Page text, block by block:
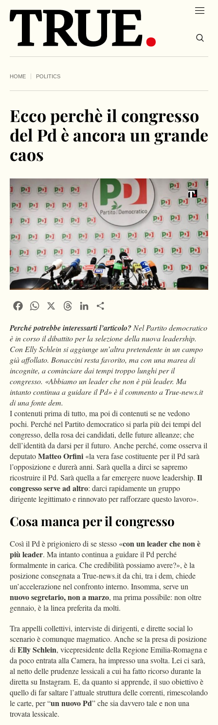
HOME POLITICS
Ecco perchè il congresso
del Pd è ancora un grande
caos
FacebookWhatsApp ThreadsLinkedIn
Perché potrebbe interessarti l’articolo?Nel Partito democratico
è in corso il dibattito per la selezione della nuova leadership.
Con Elly Schlein si aggiunge un’altra pretendente in un campo
già affollato. Bonaccini resta favorito, ma con una marea di
incognite, a cominciare dai tempi troppo lunghi per il
congresso. «Abbiamo un leader che non è più leader. Ma
intanto continua a guidare il Pd» è il commento a True-news.it
di una fonte dem.
I contenuti prima di tutto, ma poi di contenuti se ne vedono
pochi. Perché nel Partito democratico si parla più dei tempi del
congresso, della rosa dei candidati, delle future alleanze; che
dell’identità da darsi per il futuro. Anche perché, come osserva il
deputatoMatteo Orfini «la vera fase costituente per il Pd sarà
l’opposizione e durerà anni. Sarà quella a dirci se sapremo
ricostruire il Pd. Sarà quella a far emergere nuove leadership. Il
congresso serve ad altro: darci rapidamente un gruppo
dirigente legittimato e rinnovato per rafforzare questo lavoro».
Cosa manca per il congresso
Così il Pd è prigioniero di se stesso «con un leader che non è
più leader. Ma intanto continua a guidare il Pd perché
formalmente in carica. Che credibilità possiamo avere?», è la
posizione consegnata a True-news.it da chi, tra i dem, chiede
un’accelerazione nel confronto interno. Insomma, serve un
nuovo segretario, non a marzo, ma prima possibile: non oltre
gennaio, è la linea preferita da molti.
Tra appelli collettivi, interviste di dirigenti, e dirette social lo
scenario è comunque magmatico. Anche se la presa di posizione
diElly Schlein, vicepresidente della Regione Emilia-Romagna e
da poco entrata alla Camera, ha impresso una svolta. Lei ci sarà,
al netto delle prudenze lessicali a cui ha fatto ricorso durante la
diretta su Instagram. E, da quanto si apprende, il suo obiettivo è
quello di far saltare l’attuale struttura delle correnti, rimescolando
le carte, per “un nuovo Pd” che sia davvero tale e non una
trovata lessicale.